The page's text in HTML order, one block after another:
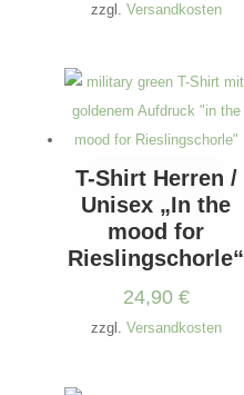
zzgl. Versandkosten
T-Shirt Herren /
Unisex „In the
mood for
Rieslingschorle“
24,90 €
zzgl. Versandkosten